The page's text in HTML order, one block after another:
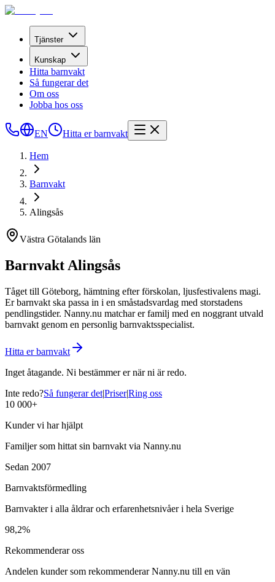
Tjänster
Kunskap
Hitta barnvakt
Så fungerar det
Om oss
Jobba hos oss
EN Hitta er barnvakt
Hem
Barnvakt
Alingsås
Västra Götalands län
Barnvakt Alingsås
Tåget till Göteborg, hämtning efter förskolan, ljusfestivalens magi.
Er barnvakt ska passa in i en småstadsvardag med storstadens
pendlingstider. Nanny.nu matchar er familj med en noggrant utvald
barnvakt genom en personlig barnvaktsspecialist.
Hitta er barnvakt
Inget åtagande. Ni bestämmer er när ni är redo.
Inte redo?Så fungerar det|Priser|Ring oss
10 000+
Kunder vi har hjälpt
Familjer som hittat sin barnvakt via Nanny.nu
Sedan 2007
Barnvaktsförmedling
Barnvakter i alla åldrar och erfarenhetsnivåer i hela Sverige
98,2%
Rekommenderar oss
Andelen kunder som rekommenderar Nanny.nu till en vän